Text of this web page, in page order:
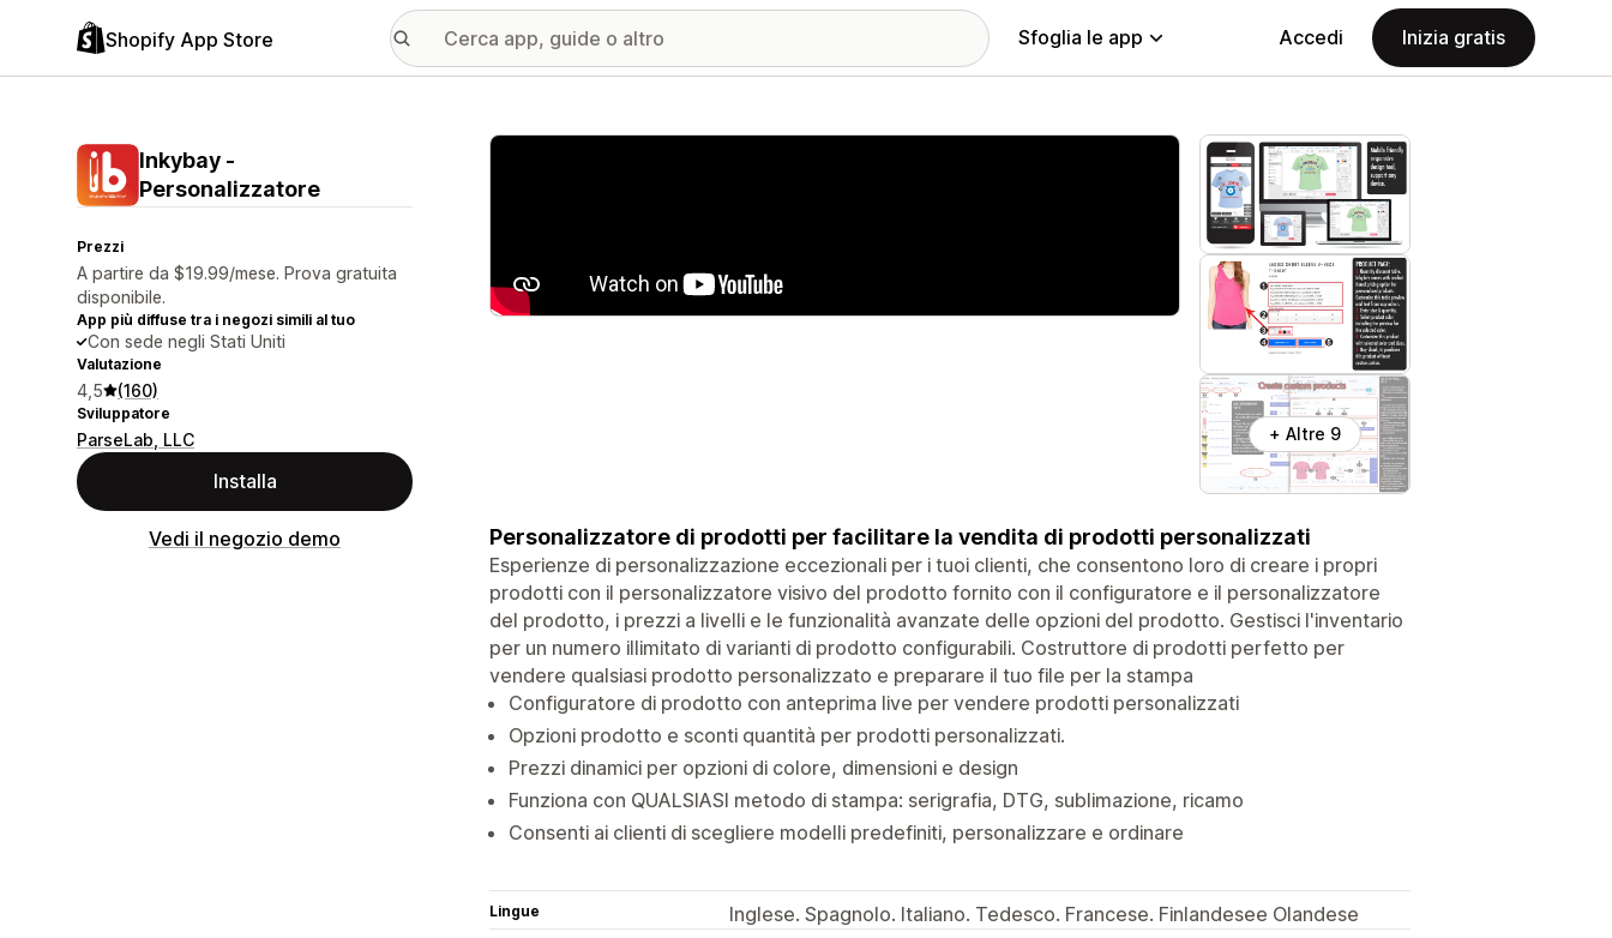
Shopify App Store Sfoglia le app Accedi Inizia gratis
Inkybay ‑
Personalizzatore
Prezzi
A partire da $19.99/mese. Prova gratuita
disponibile.
App più diffuse tra i negozi simili al tuo
Con sede negli Stati Uniti
Valutazione
4,5 (160)
Sviluppatore
ParseLab, LLC
Installa
Vedi il negozio demo
Galleria immagini in evidenza
+ Altre 9
Personalizzatore di prodotti per facilitare la vendita di prodotti personalizzati
Esperienze di personalizzazione eccezionali per i tuoi clienti, che consentono loro di creare i propri
prodotti con il personalizzatore visivo del prodotto fornito con il configuratore e il personalizzatore
del prodotto, i prezzi a livelli e le funzionalità avanzate delle opzioni del prodotto. Gestisci l'inventario
per un numero illimitato di varianti di prodotto configurabili. Costruttore di prodotti perfetto per
vendere qualsiasi prodotto personalizzato e preparare il tuo file per la stampa
Configuratore di prodotto con anteprima live per vendere prodotti personalizzati
Opzioni prodotto e sconti quantità per prodotti personalizzati.
Prezzi dinamici per opzioni di colore, dimensioni e design
Funziona con QUALSIASI metodo di stampa: serigrafia, DTG, sublimazione, ricamo
Consenti ai clienti di scegliere modelli predefiniti, personalizzare e ordinare
Lingue Inglese. Spagnolo. Italiano. Tedesco. Francese. Finlandesee Olandese